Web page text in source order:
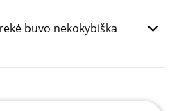
buvo nekokybiška